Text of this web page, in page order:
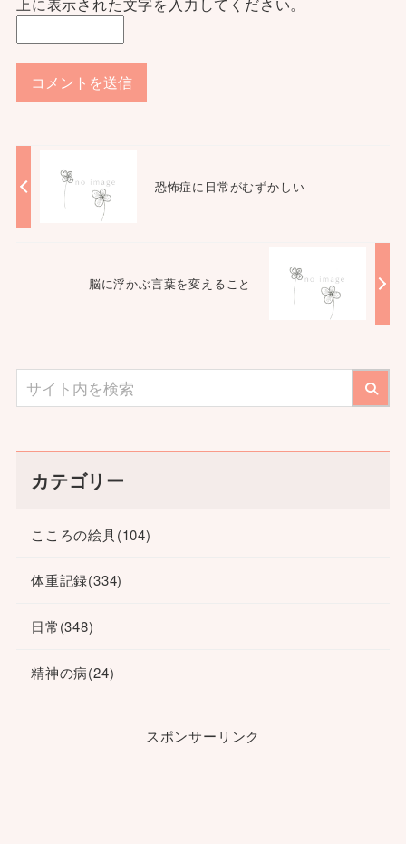
恐怖症に日常がむずかしい
脳に浮かぶ言葉を変えること
カテゴリー
こころの絵具(104)
体重記録(334)
日常(348)
精神の病(24)
スポンサーリンク